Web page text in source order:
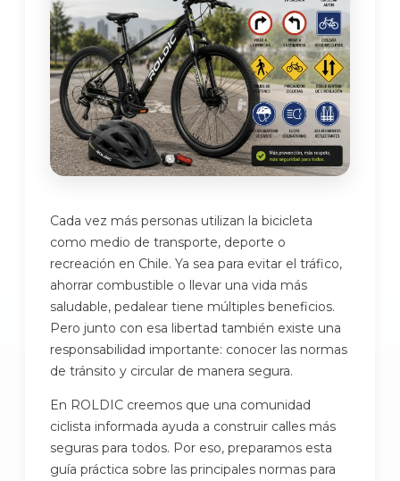
Cada vez más personas utilizan la bicicleta
como medio de transporte, deporte o
recreación en Chile. Ya sea para evitar el tráfico,
ahorrar combustible o llevar una vida más
saludable, pedalear tiene múltiples beneficios.
Pero junto con esa libertad también existe una
responsabilidad importante: conocer las normas
de tránsito y circular de manera segura.
En ROLDIC creemos que una comunidad
ciclista informada ayuda a construir calles más
seguras para todos. Por eso, preparamos esta
guía práctica sobre las principales normas para